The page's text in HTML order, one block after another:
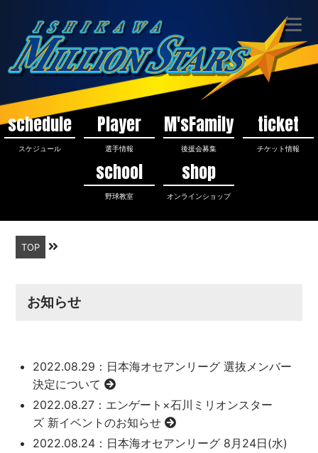
schedule
スケジュール
Player
選手情報
M'sFamily
後援会募集
ticket
チケット情報
school
野球教室
shop
オンラインショップ
TOP
お知らせ
2022.08.29 ：日本海オセアンリーグ 選抜メンバー
決定について
2022.08.27 ：エンゲート×石川ミリオンスター
ズ 新イベントのお知らせ
2022.08.24 ：日本海オセアンリーグ 8月24日(水)